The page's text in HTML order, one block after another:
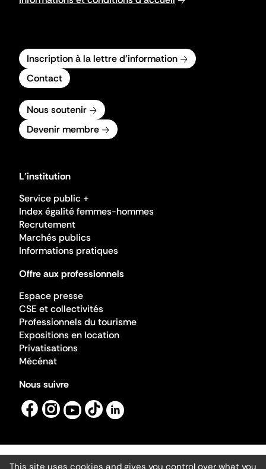
Inscription à la lettre d'information
Contact
Nous soutenir
Devenir membre
L'institution
Service public +
Index égalité femmes-hommes
Recrutement
Marchés publics
Informations pratiques
Offre aux professionnels
Espace presse
CSE et collectivités
Professionnels du tourisme
Expositions en location
Privatisations
Mécénat
Nous suivre
Mentions légales
This site uses cookies and gives you control over what you